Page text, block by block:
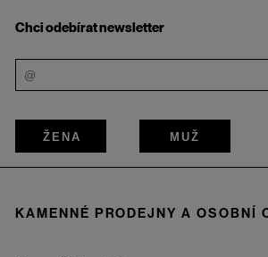
Chci odebírat newsletter
ŽENA MUŽ
KAMENNÉ PRODEJNY A OSOBNÍ